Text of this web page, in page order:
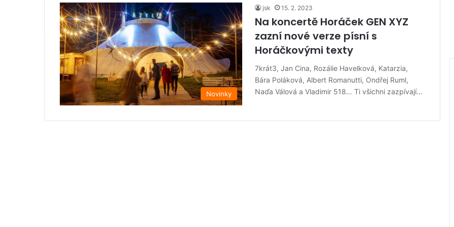
Novinky
jsk 15. 2. 2023
Na koncertě Horáček GEN XYZ
zazní nové verze písní s
Horáčkovými texty
7krát3, Jan Cina, Rozálie Havelková, Katarzia,
Bára Poláková, Albert Romanutti, Ondřej Ruml,
Naďa Válová a Vladimir 518… Ti všichni zazpívají…